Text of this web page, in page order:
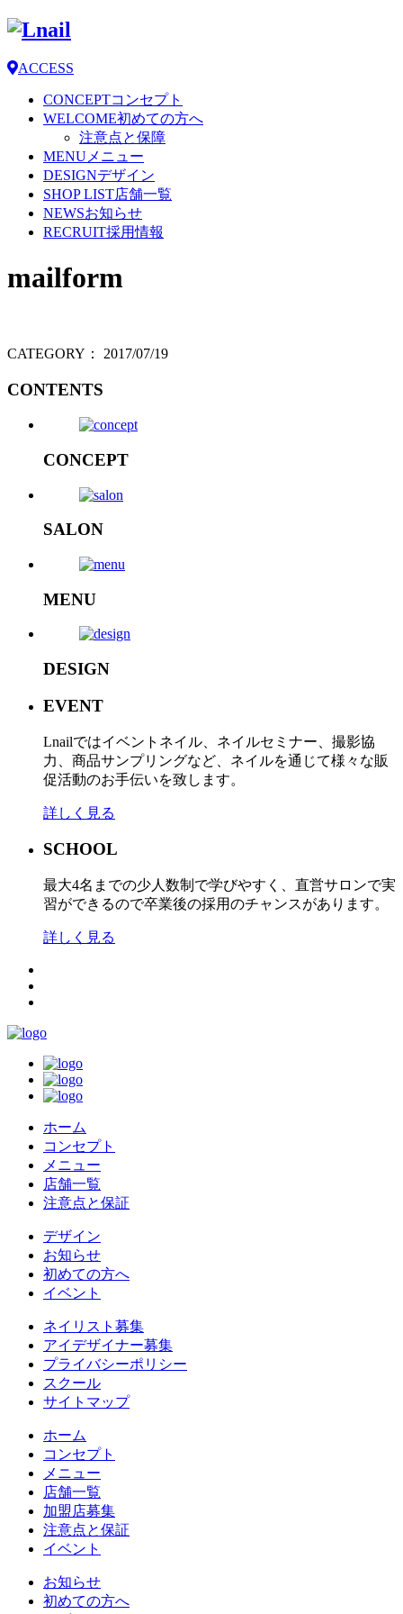
ACCESS
CONCEPTコンセプト
WELCOME初めての方へ
注意点と保障
MENU メニュー
DESIGNデザイン
SHOP LIST店舗一覧
NEWSお知らせ
RECRUIT採用情報
mailform
CATEGORY： 2017/07/19
CONTENTS
CONCEPT
SALON
MENU
DESIGN
EVENT
Lnailではイベントネイル、ネイルセミナー、撮影協
力、商品サンプリングなど、ネイルを通じて様々な販
促活動のお手伝いを致します。
詳しく見る
SCHOOL
最大4名までの少人数制で学びやすく、直営サロンで実
習ができるので卒業後の採用のチャンスがあります。
詳しく見る
ホーム
コンセプト
メニュー
店舗一覧
注意点と保証
デザイン
お知らせ
初めての方へ
イベント
ネイリスト募集
アイデザイナー募集
プライバシーポリシー
スクール
サイトマップ
ホーム
コンセプト
メニュー
店舗一覧
加盟店募集
注意点と保証
イベント
お知らせ
初めての方へ